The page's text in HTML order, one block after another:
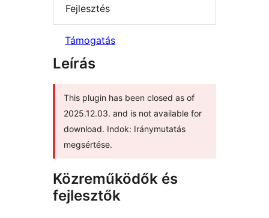
Fejlesztés
Támogatás
Leírás
This plugin has been closed as of
2025.12.03. and is not available for
download. Indok: Iránymutatás
megsértése.
Közreműködők és
fejlesztők